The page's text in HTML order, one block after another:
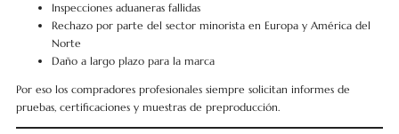
Inspecciones aduaneras fallidas
Rechazo por parte del sector minorista en Europa y América del
Norte
Daño a largo plazo para la marca
Por eso los compradores profesionales siempre solicitan informes de
pruebas, certificaciones y muestras de preproducción.